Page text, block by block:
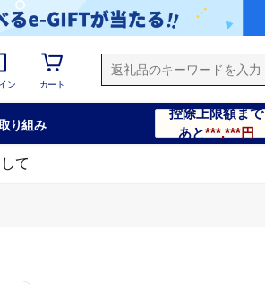
ン カート
り組み
控除上限額まで
あと***,***円
て